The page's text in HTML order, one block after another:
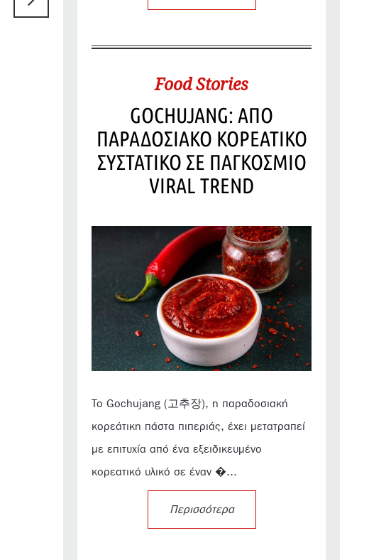
Food Stories
GOCHUJANG: ΑΠΟ
ΠΑΡΑΔΟΣΙΑΚΟ ΚΟΡΕΑΤΙΚΟ
ΣΥΣΤΑΤΙΚΟ ΣΕ ΠΑΓΚΟΣΜΙΟ
VIRAL TREND
Το Gochujang (고추장), η παραδοσιακή
κορεάτικη πάστα πιπεριάς, έχει μετατραπεί
με επιτυχία από ένα εξειδικευμένο
κορεατικό υλικό σε έναν �...
Περισσότερα